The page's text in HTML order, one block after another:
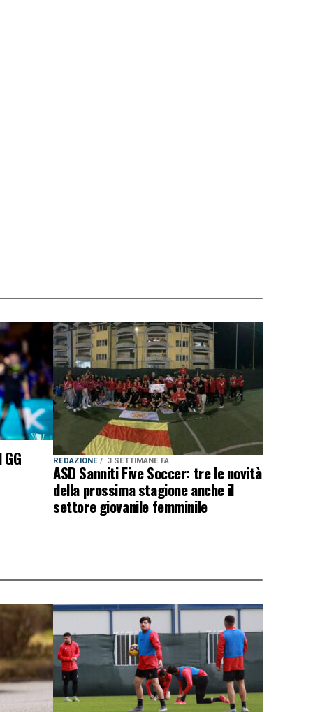
REDAZIONE 3 SETTIMANE FA
ASD Sanniti Five Soccer: tre le novità
della prossima stagione anche il
settore giovanile femminile